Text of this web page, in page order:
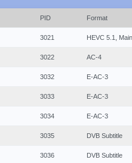
PID Format
3021 HEVC 5.1,
3022 AC-4
3032 E-AC-3
3033 E-AC-3
3034 E-AC-3
3035 DVB Subtitle
3036 DVB Subtitle